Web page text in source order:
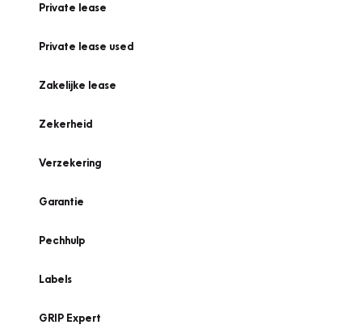
Private lease
Private lease used
Zakelijke lease
Zekerheid
Verzekering
Garantie
Pechhulp
Labels
GRIP Expert